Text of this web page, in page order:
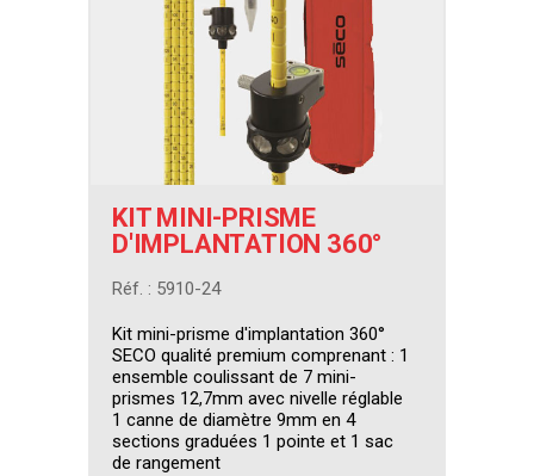
KIT MINI-PRISME
D'IMPLANTATION 360°
Réf. : 5910-24
Kit mini-prisme d'implantation 360°
SECO qualité premium comprenant : 1
ensemble coulissant de 7 mini-
prismes 12,7mm avec nivelle réglable
1 canne de diamètre 9mm en 4
sections graduées 1 pointe et 1 sac
de rangement